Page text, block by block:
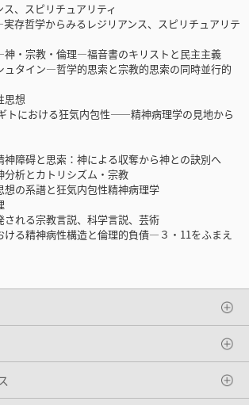
、スピリチュアリティ
存哲学からみるレジリアンス、スピリチュアリテ
・宗教・倫理―福音書のキリストと民主主義
タイン―哲学的思索と宗教的思索の同時並行的
想
における狂気内包性――精神病理学の見地から
障碍と思索：神による収奪から神との訣別へ
析とカトリシズム・宗教
の系譜と狂気内包性精神病理学
れる宗教言説、科学言説、芸術
る精神病性構造と倫理的負債―３・11をふまえ